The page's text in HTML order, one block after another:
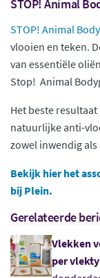
STOP! Animal
STOP! Animal
vlooien en teken.
van essentiële
Stop! Animal
Het beste
natuurlijke anti-
zowel inwendig
Bekijk hier het
bij Plein.
Gerelateerde
Vlekken
per